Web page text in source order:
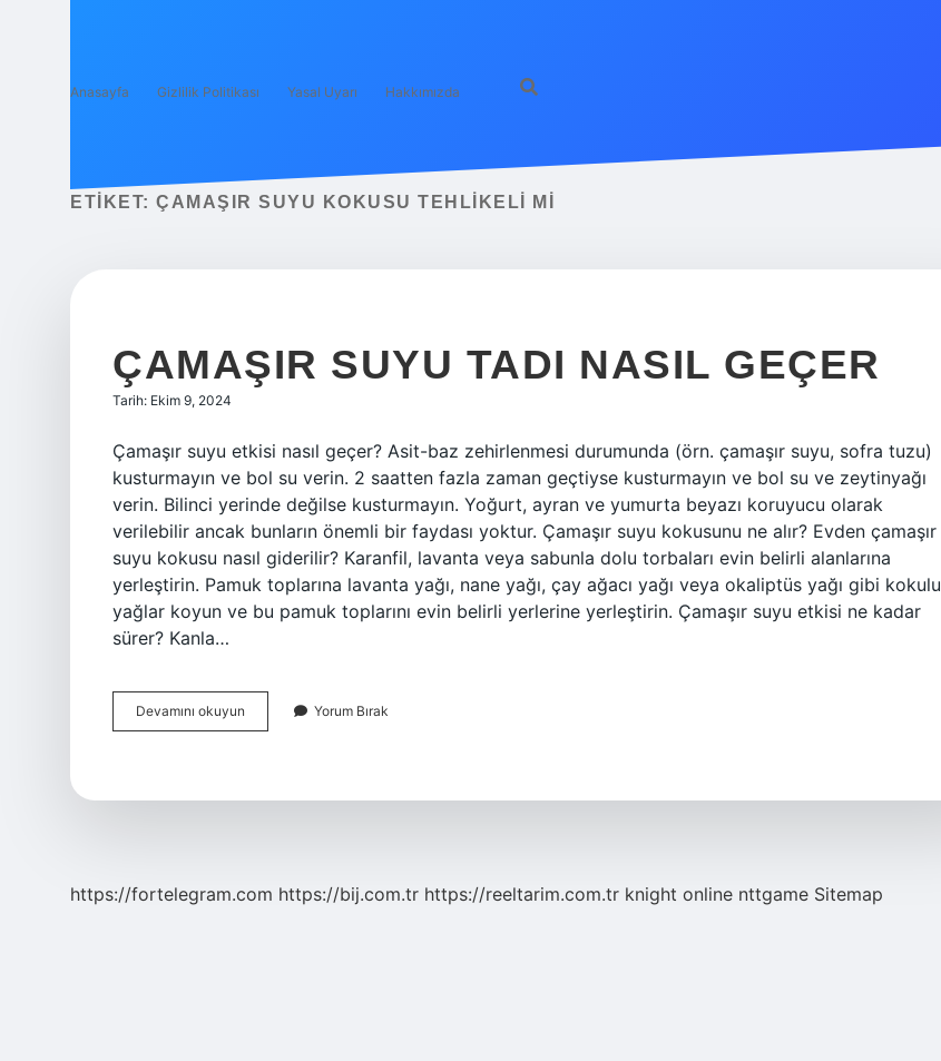
Anasayfa Gizlilik Politikası Yasal Uyarı Hakkımızda
ETIKET: ÇAMAŞIR SUYU KOKUSU TEHLIKELI MI
ÇAMAŞIR SUYU TADI NASIL GEÇER
Tarih: Ekim 9, 2024
Çamaşır suyu etkisi nasıl geçer? Asit-baz zehirlenmesi durumunda (örn. çamaşır suyu, sofra tuzu)
kusturmayın ve bol su verin. 2 saatten fazla zaman geçtiyse kusturmayın ve bol su ve zeytinyağı
verin. Bilinci yerinde değilse kusturmayın. Yoğurt, ayran ve yumurta beyazı koruyucu olarak
verilebilir ancak bunların önemli bir faydası yoktur. Çamaşır suyu kokusunu ne alır? Evden çamaşır
suyu kokusu nasıl giderilir? Karanfil, lavanta veya sabunla dolu torbaları evin belirli alanlarına
yerleştirin. Pamuk toplarına lavanta yağı, nane yağı, çay ağacı yağı veya okaliptüs yağı gibi kokulu
yağlar koyun ve bu pamuk toplarını evin belirli yerlerine yerleştirin. Çamaşır suyu etkisi ne kadar
sürer? Kanla…
Devamını okuyun Çamaşır
Suyu
Yorum Bırak
https://fortelegram.com https://bij.com.tr https://reeltarim.com.tr knight online nttgame Sitemap